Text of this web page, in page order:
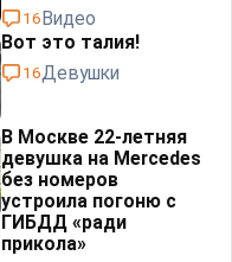
16Видео
Вот это талия!
16Девушки
В Москве 22-летняя
девушка на Mercedes
без номеров
устроила погоню с
ГИБДД «ради
прикола»